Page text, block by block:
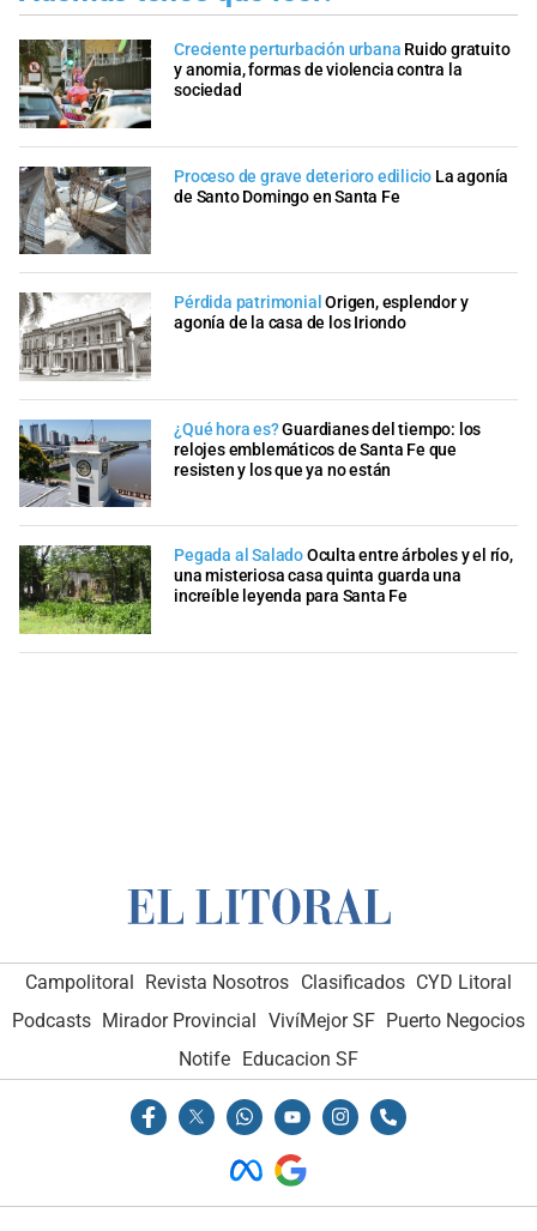
Creciente perturbación urbana Ruido gratuito
y anomia, formas de violencia contra la
sociedad
Proceso de grave deterioro edilicio La agonía
de Santo Domingo en Santa Fe
Pérdida patrimonialOrigen, esplendor y
agonía de la casa de los Iriondo
¿Qué hora es?Guardianes del tiempo: los
relojes emblemáticos de Santa Fe que
resisten y los que ya no están
Pegada al SaladoOculta entre árboles y el río,
una misteriosa casa quinta guarda una
increíble leyenda para Santa Fe
Campolitoral Revista Nosotros Clasificados CYD Litoral
Podcasts Mirador Provincial VivíMejor SF Puerto Negocios
Notife Educacion SF